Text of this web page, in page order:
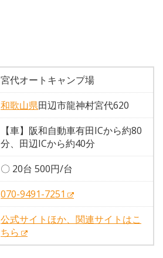
宮代オートキャンプ場
和歌山県田辺市龍神村宮代620
【車】阪和自動車有田ICから約80
分、田辺ICから約40分
〇 20台 500円/台
070-9491-7251
公式サイトほか、関連サイトはこ
ちら